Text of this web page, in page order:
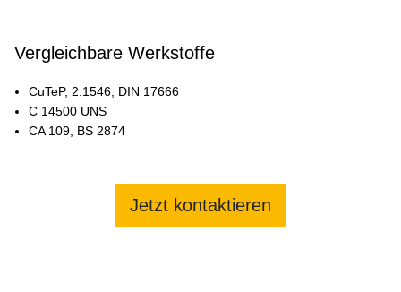
Vergleichbare Werkstoffe
CuTeP, 2.1546, DIN 17666
C 14500 UNS
CA 109, BS 2874
Jetzt kontaktieren